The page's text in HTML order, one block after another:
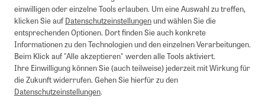
einwilligen oder einzelne Tools erlauben. Um eine Auswahl zu treffen,
klicken Sie aufDatenschutzeinstellungenund wählen Sie die
entsprechenden Optionen. Dort finden Sie auch konkrete
Informationen zu den Technologien und den einzelnen Verarbeitungen.
Beim Klick auf "Alle akzeptieren" werden alle Tools aktiviert.
Ihre Einwilligung können Sie (auch teilweise) jederzeit mit Wirkung für
die Zukunft widerrufen. Gehen Sie hierfür zu den
Datenschutzeinstellungen.
Alle Preise inkl. gesetzl. MwSt. zzgl. Versandkosten
Instagram Pinterest